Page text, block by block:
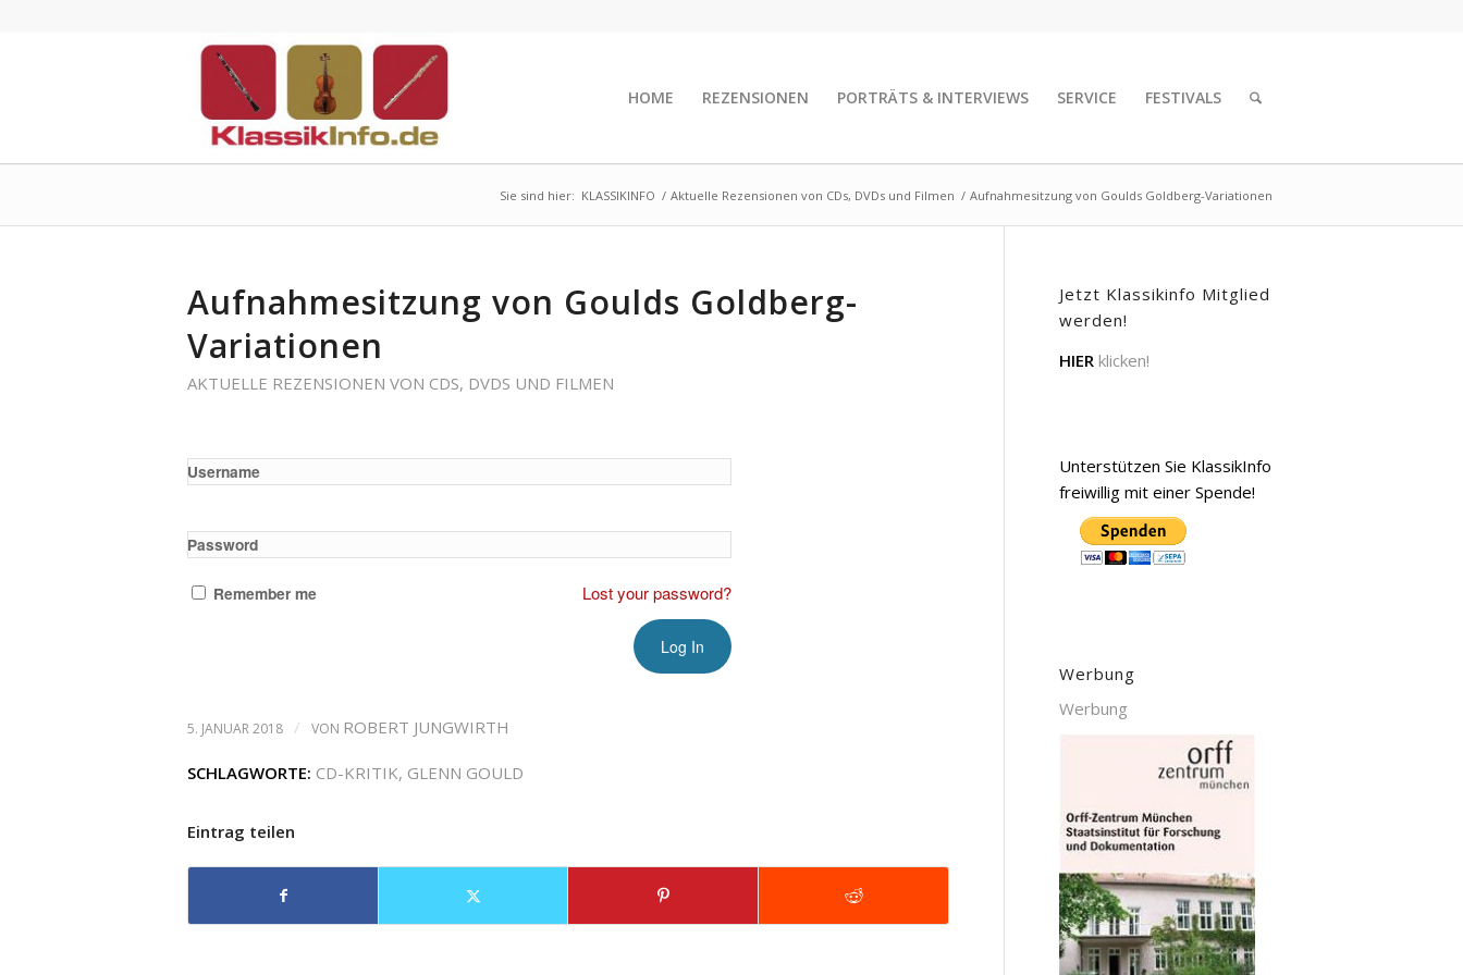
HOME REZENSIONEN PORTRÄTS & INTERVIEWS SERVICE FESTIVALS
Sie sind hier: KLASSIKINFO / Aktuelle Rezensionen von CDs, DVDs und Filmen / Aufnahmesitzung von Goulds Goldberg-Variationen
Aufnahmesitzung von Goulds Goldberg-
Variationen
AKTUELLE REZENSIONEN VON CDS, DVDS UND FILMEN
Username
Password
Remember me Lost your password?
5. JANUAR 2018 / VON ROBERT JUNGWIRTH
SCHLAGWORTE: CD-KRITIK, GLENN GOULD
Eintrag teilen
Jetzt Klassikinfo Mitglied
werden!
HIER klicken!
Unterstützen Sie KlassikInfo
freiwillig mit einer Spende!
Werbung
Werbung